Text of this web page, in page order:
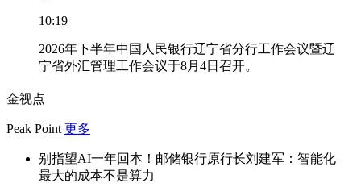
10:19
2026年下半年中国人民银行辽宁省分行工作会议暨辽
宁省外汇管理工作会议于8月4日召开。
金视点
Peak Point 更多
别指望AI一年回本！邮储银行原行长刘建军：智能化
最大的成本不是算力